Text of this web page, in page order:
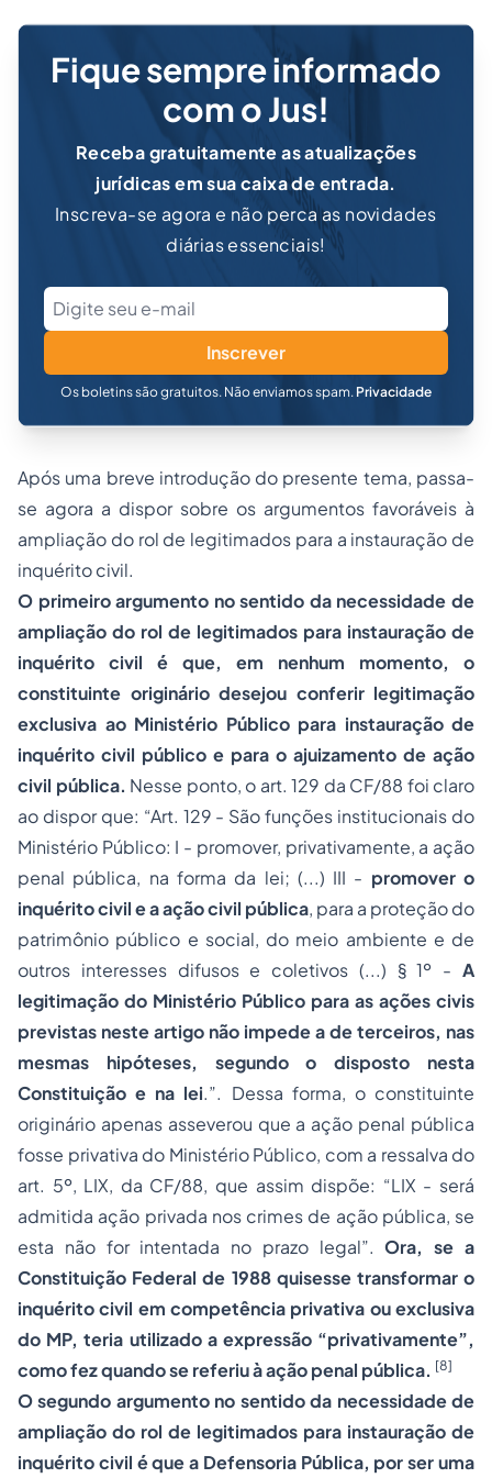
Fique sempre informado
com o Jus!
Receba gratuitamente as atualizações
jurídicas em sua caixa de entrada.
Inscreva-se agora e não perca as novidades
diárias essenciais!
Inscrever
Os boletins são gratuitos. Não enviamos spam. Privacidade
Após uma breve introdução do presente tema, passa-
se agora a dispor sobre os argumentos favoráveis à
ampliação do rol de legitimados para a instauração de
inquérito civil.
O primeiro argumento no sentido da necessidade de
ampliação do rol de legitimados para instauração de
inquérito civil é que, em nenhum momento, o
constituinte originário desejou conferir legitimação
exclusiva ao Ministério Público para instauração de
inquérito civil público e para o ajuizamento de ação
civil pública. Nesse ponto, o art. 129 da CF/88 foi claro
ao dispor que: “Art. 129 - São funções institucionais do
Ministério Público: I - promover, privativamente, a ação
penal pública, na forma da lei; (...) III - promover o
inquérito civil e a ação civil pública, para a proteção do
patrimônio público e social, do meio ambiente e de
outros interesses difusos e coletivos (...) § 1º - A
legitimação do Ministério Público para as ações civis
previstas neste artigo não impede a de terceiros, nas
mesmas hipóteses, segundo o disposto nesta
Constituição e na lei.”. Dessa forma, o constituinte
originário apenas asseverou que a ação penal pública
fosse privativa do Ministério Público, com a ressalva do
art. 5º, LIX, da CF/88, que assim dispõe: “LIX - será
admitida ação privada nos crimes de ação pública, se
esta não for intentada no prazo legal”.Ora, se a
Constituição Federal de 1988 quisesse transformar o
inquérito civil em competência privativa ou exclusiva
do MP, teria utilizado a expressão “privativamente”,
como fez quando se referiu à ação penal pública. [8]
O segundo argumento no sentido da necessidade de
ampliação do rol de legitimados para instauração de
inquérito civil é que a Defensoria Pública, por ser uma